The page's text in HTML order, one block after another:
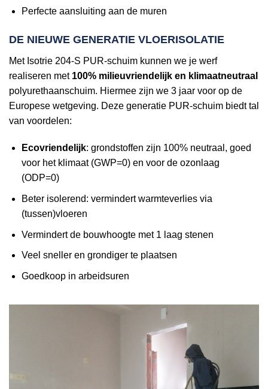
Perfecte aansluiting aan de muren
DE NIEUWE GENERATIE VLOERISOLATIE
Met Isotrie 204-S PUR-schuim kunnen we je werf
realiseren met 100% milieuvriendelijk en klimaatneutraal
polyurethaanschuim. Hiermee zijn we 3 jaar voor op de
Europese wetgeving. Deze generatie PUR-schuim biedt tal
van voordelen:
Ecovriendelijk: grondstoffen zijn 100% neutraal, goed
voor het klimaat (GWP=0) en voor de ozonlaag
(ODP=0)
Beter isolerend: vermindert warmteverlies via
(tussen)vloeren
Vermindert de bouwhoogte met 1 laag stenen
Veel sneller en grondiger te plaatsen
Goedkoop in arbeidsuren